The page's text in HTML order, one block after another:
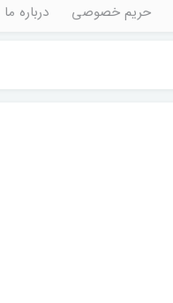
حریم خصوصی درباره ما